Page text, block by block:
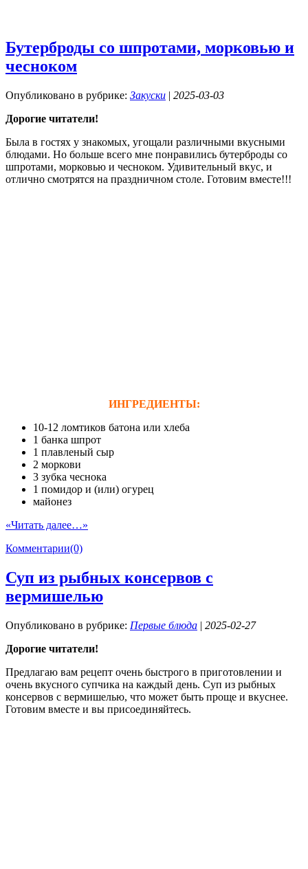
Бутерброды со шпротами, морковью и
чесноком
Опубликовано в рубрике: Закуски | 2025-03-03
Дорогие читатели!
Была в гостях у знакомых, угощали различными вкусными
блюдами. Но больше всего мне понравились бутерброды со
шпротами, морковью и чесноком. Удивительный вкус, и
отлично смотрятся на праздничном столе. Готовим вместе!!!
ИНГРЕДИЕНТЫ:
10-12 ломтиков батона или хлеба
1 банка шпрот
1 плавленый сыр
2 моркови
3 зубка чеснока
1 помидор и (или) огурец
майонез
«Читать далее…»
Комментарии(0)
Суп из рыбных консервов с
вермишелью
Опубликовано в рубрике: Первые блюда | 2025-02-27
Дорогие читатели!
Предлагаю вам рецепт очень быстрого в приготовлении и
очень вкусного супчика на каждый день. Суп из рыбных
консервов с вермишелью, что может быть проще и вкуснее.
Готовим вместе и вы присоединяйтесь.